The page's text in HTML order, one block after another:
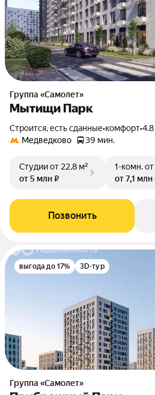
Группа «Самолет»
Мытищи Парк
Строится, есть сданные•комфорт•
Медведково
39 мин.
Студииот 22,8 м²
от 5 млн ₽
1-комн.от
от 7,1 млн
Позвонить
выгода до 17% 3D-тур
Группа «Самолет»